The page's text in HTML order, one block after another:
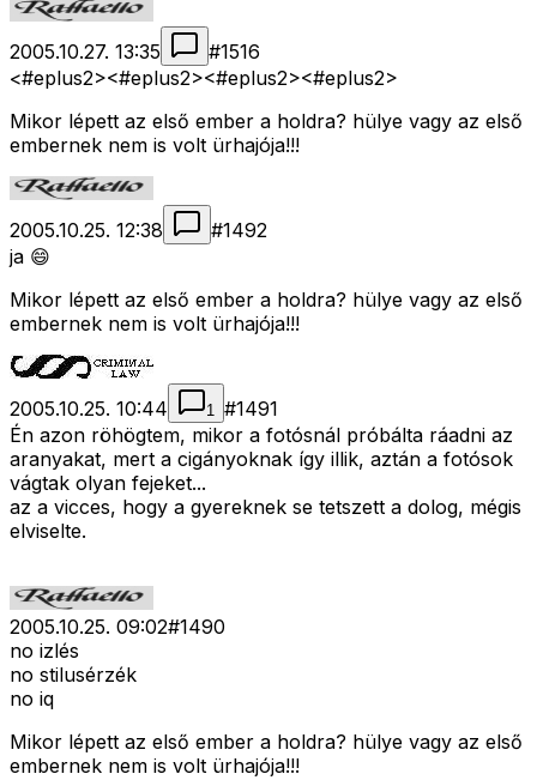
2005.10.27. 13:35 #1516
<#eplus2><#eplus2><#eplus2><#eplus2>
Mikor lépett az első ember a holdra? hülye vagy az első
embernek nem is volt ürhajója!!!
2005.10.25. 12:38 #1492
ja 😄
Mikor lépett az első ember a holdra? hülye vagy az első
embernek nem is volt ürhajója!!!
2005.10.25. 10:44 1 #1491
Én azon röhögtem, mikor a fotósnál próbálta ráadni az
aranyakat, mert a cigányoknak így illik, aztán a fotósok
vágtak olyan fejeket...
az a vicces, hogy a gyereknek se tetszett a dolog, mégis
elviselte.
2005.10.25. 09:02#1490
no izlés
no stilusérzék
no iq
Mikor lépett az első ember a holdra? hülye vagy az első
embernek nem is volt ürhajója!!!